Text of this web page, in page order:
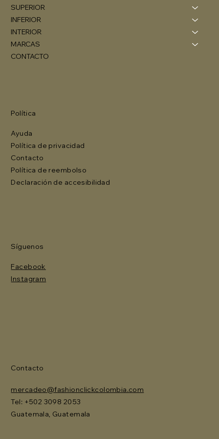
SUPERIOR
INFERIOR
INTERIOR
MARCAS
CONTACTO
Política
Ayuda
Política de privacidad
Contacto
Política de reembolso
Declaración de accesibilidad
Síguenos
Facebook
Instagram
Contacto
mercadeo@fashionclickcolombia.com
Tel: ‪+502 3098 2053‬
Guatemala, Guatemala